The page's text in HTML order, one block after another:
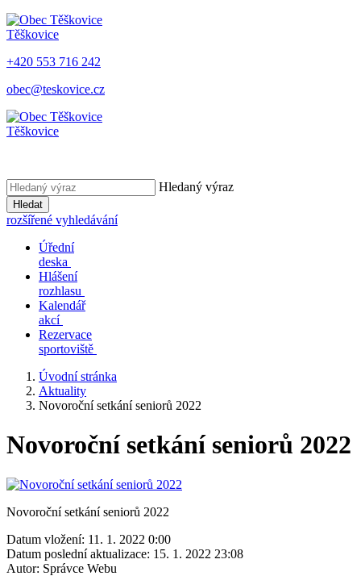
Těškovice
+420 553 716 242
obec@teskovice.cz
Těškovice
Hledaný výraz
Hledat
rozšířené vyhledávání
Úřední
deska
Hlášení
rozhlasu
Kalendář
akcí
Rezervace
sportoviště
Úvodní stránka
Aktuality
Novoroční setkání seniorů 2022
Novoroční setkání seniorů 2022
Novoroční setkání seniorů 2022
Datum vložení: 11. 1. 2022 0:00
Datum poslední aktualizace: 15. 1. 2022 23:08
Autor: Správce Webu